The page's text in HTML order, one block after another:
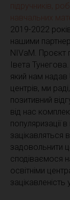
підручників,
навчальних
2019-2022
нашими
NIVaM. Проєкт
Івета
який нам надав
центрів, ми
позитивний
від нас
популяризації
зацікавляться
задовольнити
сподіваємося
освітніми
зацікавленість